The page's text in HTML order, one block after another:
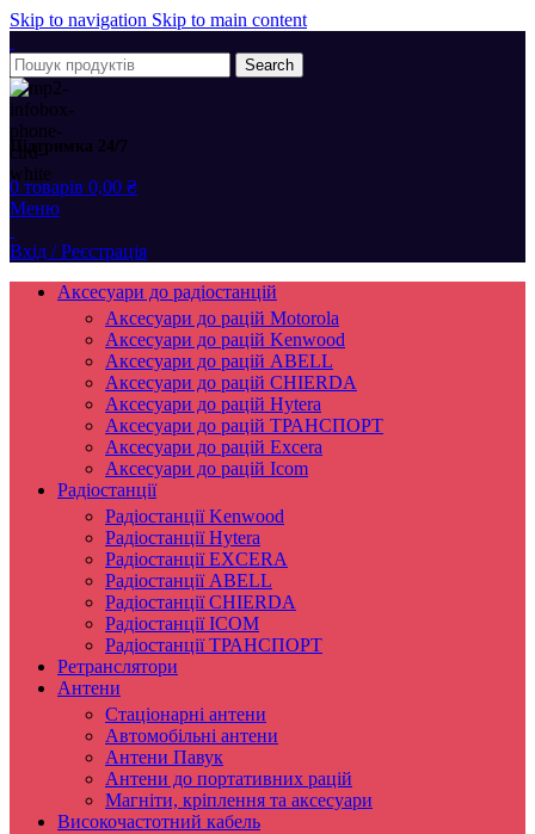
Skip to navigation Skip to main content
Search
Підтримка 24/7
0 товарів 0,00 ₴
Меню
Вхід / Реєстрація
Аксесуари до радіостанцій
Аксесуари до рацій Motorola
Аксесуари до рацій Kenwood
Аксесуари до рацій ABELL
Аксесуари до рацій CHIERDA
Аксесуари до рацій Hytera
Аксесуари до рацій ТРАНСПОРТ
Аксесуари до рацій Excera
Аксесуари до рацій Icom
Радіостанції
Радіостанції Kenwood
Радіостанції Hytera
Радіостанції EXCERA
Радіостанції ABELL
Радіостанції CHIERDA
Радіостанції ICOM
Радіостанції ТРАНСПОРТ
Ретранслятори
Антени
Стаціонарні антени
Автомобільні антени
Антени Павук
Антени до портативних рацій
Магніти, кріплення та аксесуари
Високочастотний кабель